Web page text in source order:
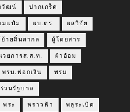
ฒน์ ปากเกร็ด
มแป๋ม ผบ.ตร. ผลวิจัย
ย้ายถิ่นสากล ผู้โดยสาร
วยการส.ส.ท. ผ้าอ้อม
พรบ.ฟอกเงิน พรม
วมรัฐบาล
พระ พราวฟ้า พลุระเบิด